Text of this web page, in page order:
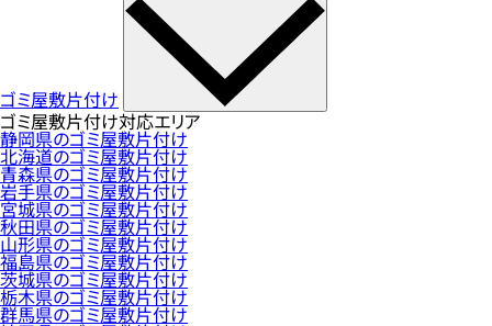
ゴミ屋敷片付け
ゴミ屋敷片付け対応エリア
静岡県のゴミ屋敷片付け
北海道のゴミ屋敷片付け
青森県のゴミ屋敷片付け
岩手県のゴミ屋敷片付け
宮城県のゴミ屋敷片付け
秋田県のゴミ屋敷片付け
山形県のゴミ屋敷片付け
福島県のゴミ屋敷片付け
茨城県のゴミ屋敷片付け
栃木県のゴミ屋敷片付け
群馬県のゴミ屋敷片付け